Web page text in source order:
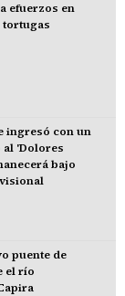
efuerzos en
tortugas
ingresó con un
al 'Dolores
bajo
puente de
el río